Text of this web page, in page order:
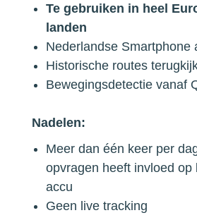
Te gebruiken in heel
landen
Nederlandse Smartphone
Historische routes
Bewegingsdetectie vanaf
Nadelen:
Meer dan één keer per
opvragen heeft invloed op
accu
Geen live tracking